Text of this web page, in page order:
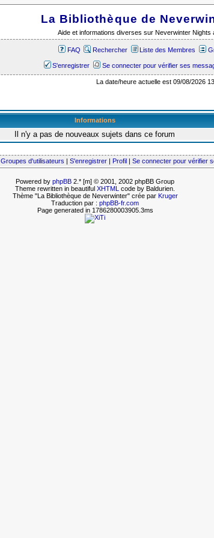
La Bibliothèque de
Aide et informations diverses sur Neverwinter Nights
FAQ Rechercher Liste des Membres
S'enregistrer Se connecter pour vérifier ses
La date/heure actuelle est 09/08/2026
Informations
Il n'y a pas de nouveaux sujets dans ce forum
Groupes d'utilisateurs S'enregistrer Profil Se connecter pour vérifier
Powered by phpBB 2.* [m] © 2001, 2002 phpBB Group
Theme rewritten in beautiful XHTML code by Baldurien.
Thème "La Bibliothèque de Neverwinter" crée par Kruger
Traduction par : phpBB-fr.com
Page generated in 1786280003905.3ms